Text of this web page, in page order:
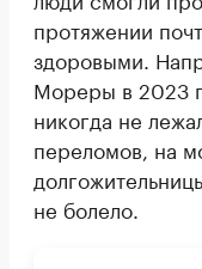
протяжении
здоровыми.
Мореры в 2023
никогда не
переломов, на
не болело.